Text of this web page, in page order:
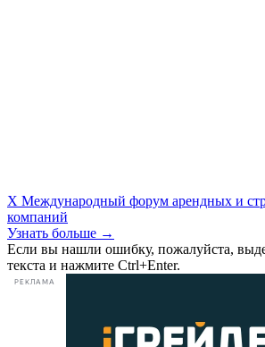
X Международный форум арендных и
компаний
Узнать больше →
Если вы нашли ошибку, пожалуйста,
текста и нажмите Ctrl+Enter.
РЕКЛАМА